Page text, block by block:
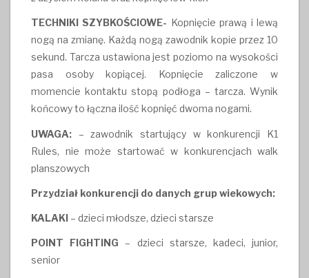
TECHNIKI SZYBKOŚCIOWE- Kopnięcie prawą i lewą
nogą na zmianę. Każdą nogą zawodnik kopie przez 10
sekund. Tarcza ustawiona jest poziomo na wysokości
pasa osoby kopiącej. Kopnięcie zaliczone w
momencie kontaktu stopą podłoga – tarcza. Wynik
końcowy to łączna ilość kopnięć dwoma nogami.
UWAGA: – zawodnik startujący w konkurencji K1
Rules, nie może startować w konkurencjach walk
planszowych
Przydział konkurencji do danych grup wiekowych:
KALAKI – dzieci młodsze, dzieci starsze
POINT FIGHTING – dzieci starsze, kadeci, junior,
senior